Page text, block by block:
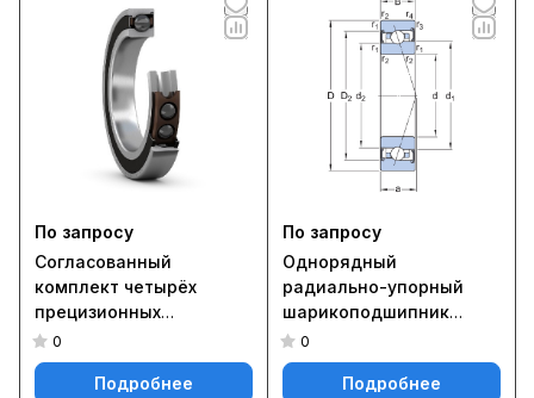
По запросу
Согласованный
комплект четырёх
прецизионных
радиально-упорных
подшипников S71916
ACD/HCPA9AQBCC
0
Подробнее
По запросу
Однорядный
радиально-упорный
шарикоподшипник
S71914 CB/P4A
0
Подробнее